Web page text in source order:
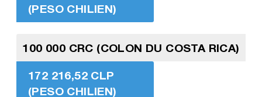
(PESO CHILIEN)
100 000 CRC (COLON DU COSTA RICA)
172 216,52 CLP
(PESO CHILIEN)